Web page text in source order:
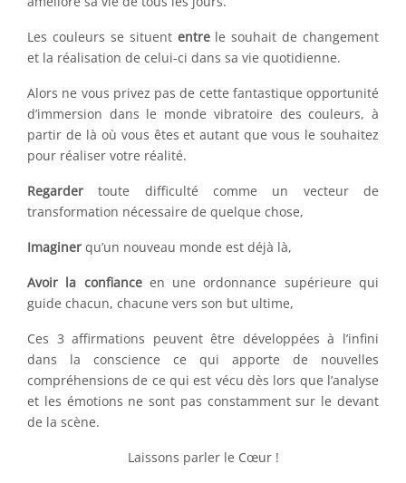
Les couleurs se situent entrele souhait de changement
et la réalisation de celui-ci dans sa vie quotidienne.
Alors ne vous privez pas de cette fantastique opportunité
d’immersion dans le monde vibratoire des couleurs, à
partir de là où vous êtes et autant que vous le souhaitez
pour réaliser votre réalité.
Regarder toute difficulté comme un vecteur de
transformation nécessaire de quelque chose,
Imaginer qu’un nouveau monde est déjà là,
Avoir la confianceen une ordonnance supérieure qui
guide chacun, chacune vers son but ultime,
Ces 3 affirmations peuvent être développées à l’infini
dans la conscience ce qui apporte de nouvelles
compréhensions de ce qui est vécu dès lors que l’analyse
et les émotions ne sont pas constamment sur le devant
de la scène.
Laissons parler le Cœur !